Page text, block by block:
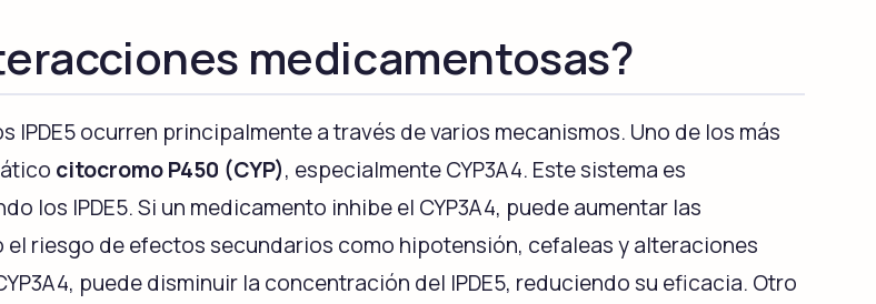
Silagra Suhagra
Tadapox
Tadalafil & Dapoxetine Tadalafil
medicamentosas?
ocurren principalmente a través de varios mecanismos. Uno de los más
citocromo P450 (CYP), especialmente CYP3A4. Este sistema es
los IPDE5. Si un medicamento inhibe el CYP3A4, puede aumentar las
riesgo de efectos secundarios como hipotensión, cefaleas y alteraciones
puede disminuir la concentración del IPDE5, reduciendo su eficacia. Otro